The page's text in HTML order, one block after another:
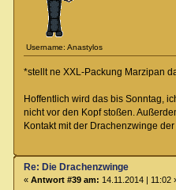
Username: Anastylos
*stellt ne XXL-Packung Marzipan
Hoffentlich wird das bis Sonntag,
nicht vor den Kopf stoßen.
Kontakt mit der Drachenzwinge
Re: Die Drachenzwinge
« Antwort #39 am: 14.11.2014 | 11:02